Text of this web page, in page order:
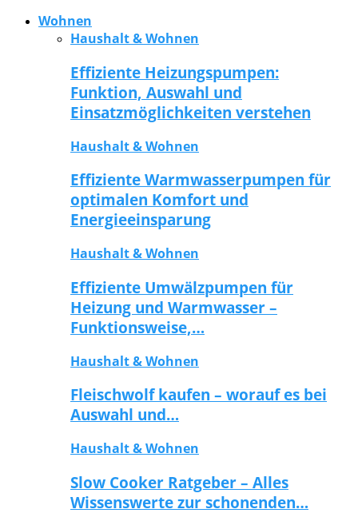
Wohnen
Haushalt & Wohnen
Effiziente Heizungspumpen:
Funktion, Auswahl und
Einsatzmöglichkeiten verstehen
Haushalt & Wohnen
Effiziente Warmwasserpumpen für
optimalen Komfort und
Energieeinsparung
Haushalt & Wohnen
Effiziente Umwälzpumpen für
Heizung und Warmwasser –
Funktionsweise,…
Haushalt & Wohnen
Fleischwolf kaufen – worauf es bei
Auswahl und…
Haushalt & Wohnen
Slow Cooker Ratgeber – Alles
Wissenswerte zur schonenden…